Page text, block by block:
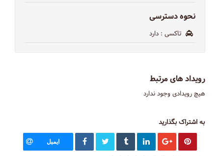
نحوه دسترسی
تاکسی : دارد
رویداد های مرتبط
هیچ رویدادی وجود ندارد
به اشتراک بگذارید
ایمیل